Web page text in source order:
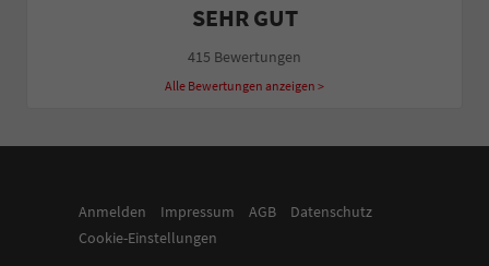
SEHR GUT
415 Bewertungen
Alle Bewertungen anzeigen >
Anmelden Impressum AGB
Datenschutz
Cookie-Einstellungen